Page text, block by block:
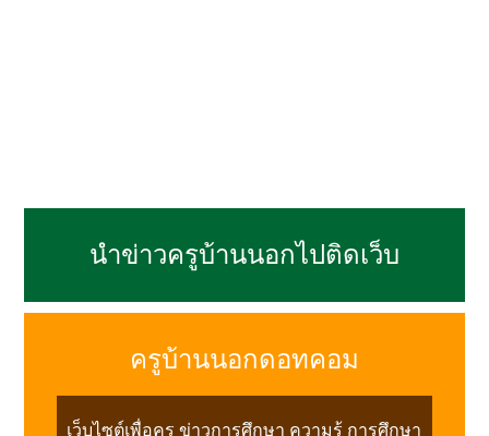
นำข่าวครูบ้านนอกไปติดเว็บ
ครูบ้านนอกดอทคอม
เว็บไซต์เพื่อครู ข่าวการศึกษา ความรู้ การศึกษา